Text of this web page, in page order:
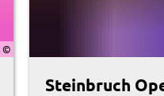
Steinbruch